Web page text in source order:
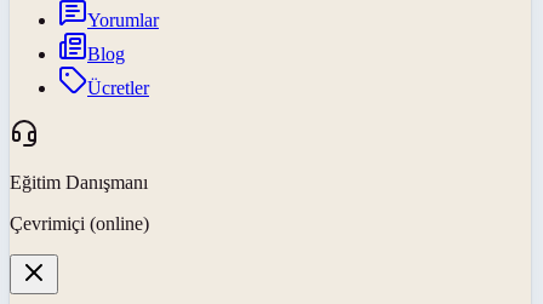
Yorumlar
Blog
Ücretler
Eğitim Danışmanı
Çevrimiçi (online)